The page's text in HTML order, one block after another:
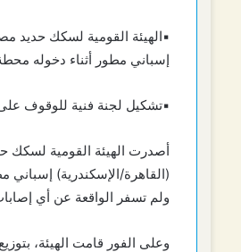
إسباني مطور أثناء دخوله
▪︎تشكيل لجنة فنية للوقوف
ولم تسفر الواقعة عن أي
وعلى الفور قامت الهيئة،